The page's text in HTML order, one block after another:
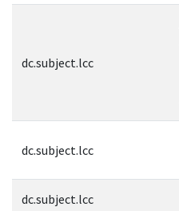
dc.subject.lcc
dc.subject.lcc
dc.subject.lcc